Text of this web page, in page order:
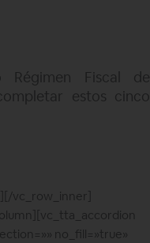
Fiscal de
estos cinco
vc_row_inner]
no_fill=»true»